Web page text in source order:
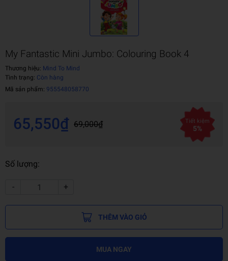
My Fantastic Mini Jumbo: Colouring Book 4
Thương hiệu: Mind To Mind
Tình trạng: Còn hàng
Mã sản phẩm: 955548058770
65,550₫ 69,000₫ Tiết kiệm
5%
Số lượng:
- +
THÊM VÀO GIỎ
MUA NGAY